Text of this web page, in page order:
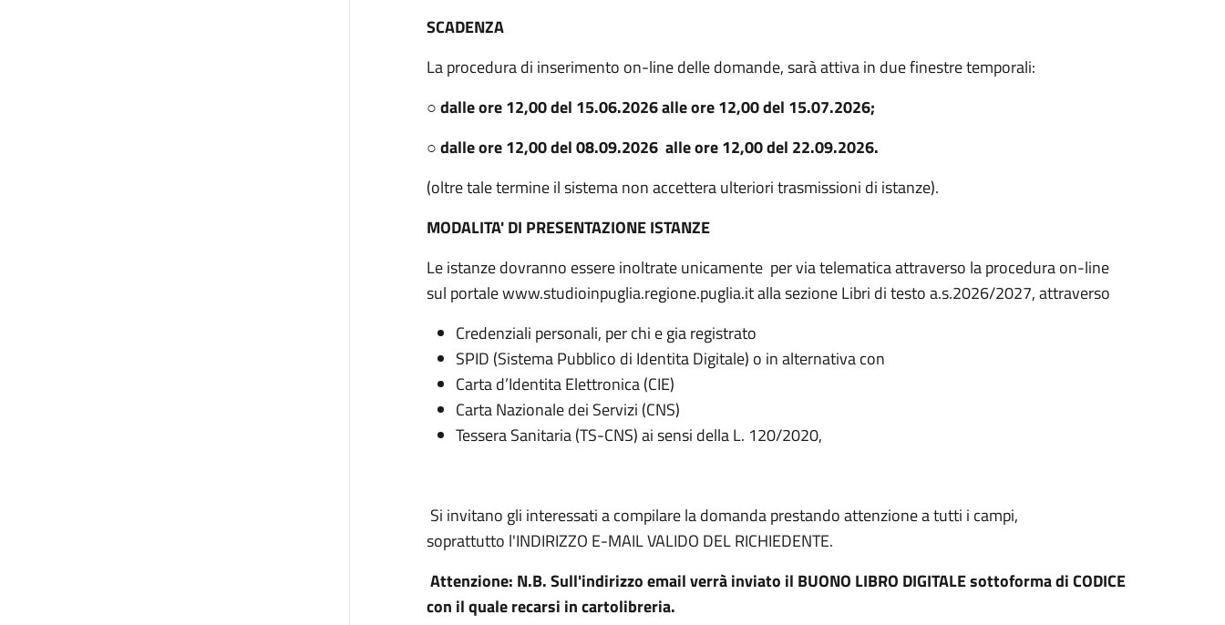
SCADENZA
La procedura di inserimento on-line delle domande, sarà attiva in due finestre temporali:
○dalle ore 12,00 del 15.06.2026 alle ore 12,00 del 15.07.2026;
○dalle ore 12,00 del 08.09.2026 alle ore 12,00 del 22.09.2026.
(oltre tale termine il sistema non accettera ulteriori trasmissioni di istanze).
MODALITA' DI PRESENTAZIONE ISTANZE
Le istanze dovranno essere inoltrate unicamente per via telematica attraverso la procedura on-line
sul portale www.studioinpuglia.regione.puglia.it alla sezione Libri di testo a.s.2026/2027, attraverso
Credenziali personali, per chi e gia registrato
SPID (Sistema Pubblico di Identita Digitale) o in alternativa con
Carta d’Identita Elettronica (CIE)
Carta Nazionale dei Servizi (CNS)
Tessera Sanitaria (TS-CNS) ai sensi della L. 120/2020,
Si invitano gli interessati a compilare la domanda prestando attenzione a tutti i campi,
soprattutto l'INDIRIZZO E-MAIL VALIDO DEL RICHIEDENTE.
Attenzione: N.B. Sull'indirizzo email verrà inviato il BUONO LIBRO DIGITALE sottoforma di CODICE
con il quale recarsi in cartolibreria.